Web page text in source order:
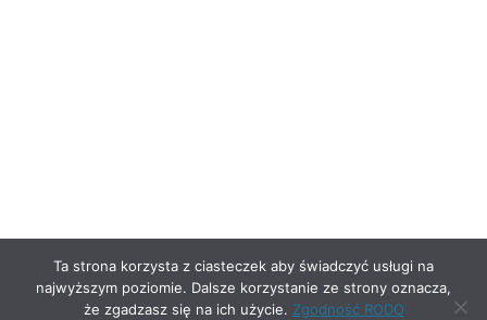
Ta strona korzysta z ciasteczek aby świadczyć usługi na
najwyższym poziomie. Dalsze korzystanie ze strony oznacza,
że zgadzasz się na ich użycie. Zgodność RODO